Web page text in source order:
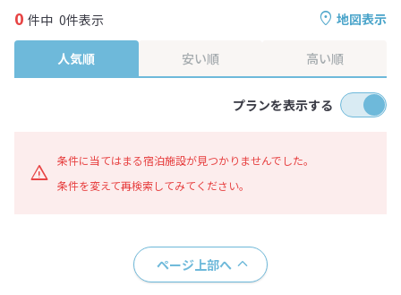
地図表示
0 件中 0件表示
人気順 安い順 高い順
プランを表示する
条件に当てはまる宿泊施設が見つかりませんでした。
条件を変えて再検索してみてください。
ページ上部へ